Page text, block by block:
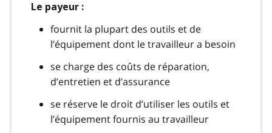
Le payeur :
fournit la plupart des outils et de
l’équipement dont le travailleur a besoin
se charge des coûts de réparation,
d’entretien et d’assurance
se réserve le droit d’utiliser les outils et
l’équipement fournis au travailleur